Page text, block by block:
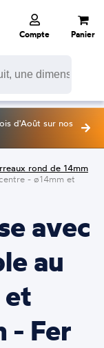
Compte Panier
d'Août sur nos
rond de 14mm
- ø14mm et
avec
au
et
- Fer